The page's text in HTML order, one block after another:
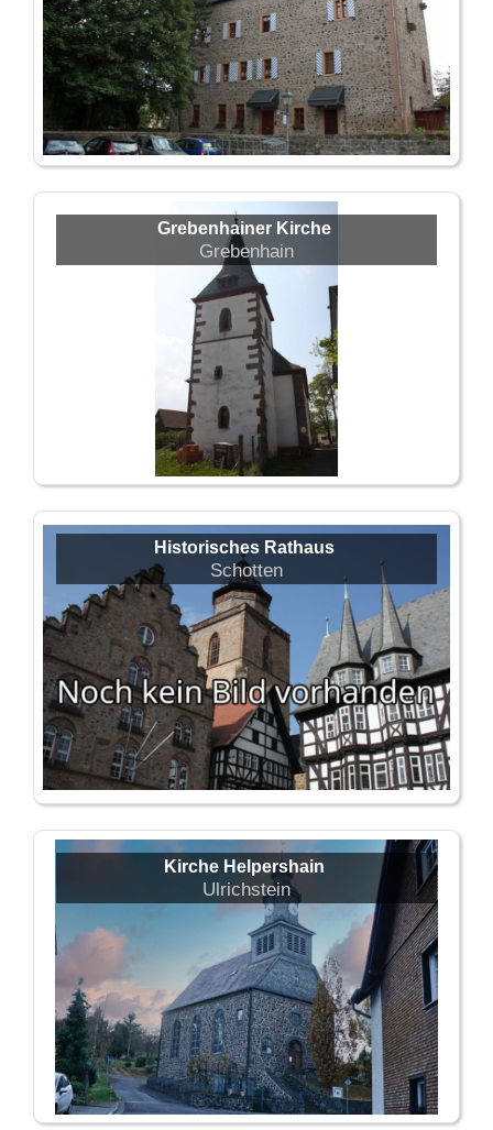
Grebenhainer Kirche
Grebenhain
Historisches Rathaus
Schotten
Kirche Helpershain
Ulrichstein